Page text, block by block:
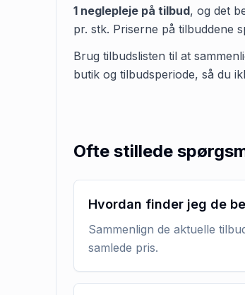
1 neglepleje på tilbud, og det
pr. stk. Priserne på tilbuddene
Brug tilbudslisten til at
butik og tilbudsperiode, så du
Ofte stillede
Hvordan finder jeg de
Sammenlign de aktuelle
samlede pris.